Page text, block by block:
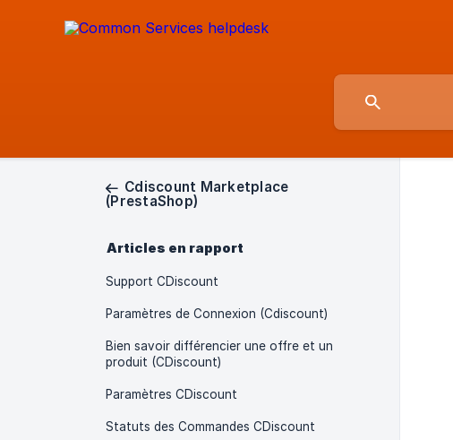
Cdiscount Marketplace
(PrestaShop)
Articles en rapport
Support CDiscount
Paramètres de Connexion (Cdiscount)
Bien savoir différencier une offre et un
produit (CDiscount)
Paramètres CDiscount
Statuts des Commandes CDiscount